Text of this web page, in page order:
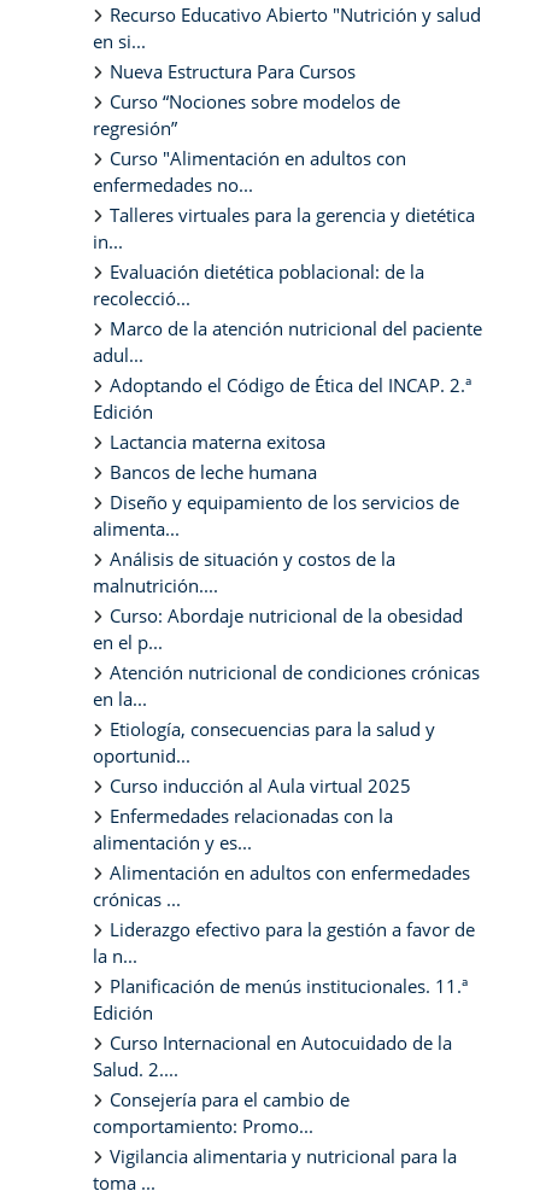
Recurso Educativo Abierto "Nutrición y salud
en si...
Nueva Estructura Para Cursos
Curso “Nociones sobre modelos de
regresión”
Curso "Alimentación en adultos con
enfermedades no...
Talleres virtuales para la gerencia y dietética
in...
Evaluación dietética poblacional: de la
recolecció...
Marco de la atención nutricional del paciente
adul...
Adoptando el Código de Ética del INCAP. 2.ª
Edición
Lactancia materna exitosa
Bancos de leche humana
Diseño y equipamiento de los servicios de
alimenta...
Análisis de situación y costos de la
malnutrición....
Curso: Abordaje nutricional de la obesidad
en el p...
Atención nutricional de condiciones crónicas
en la...
Etiología, consecuencias para la salud y
oportunid...
Curso inducción al Aula virtual 2025
Enfermedades relacionadas con la
alimentación y es...
Alimentación en adultos con enfermedades
crónicas ...
Liderazgo efectivo para la gestión a favor de
la n...
Planificación de menús institucionales. 11.ª
Edición
Curso Internacional en Autocuidado de la
Salud. 2....
Consejería para el cambio de
comportamiento: Promo...
Vigilancia alimentaria y nutricional para la
toma ...